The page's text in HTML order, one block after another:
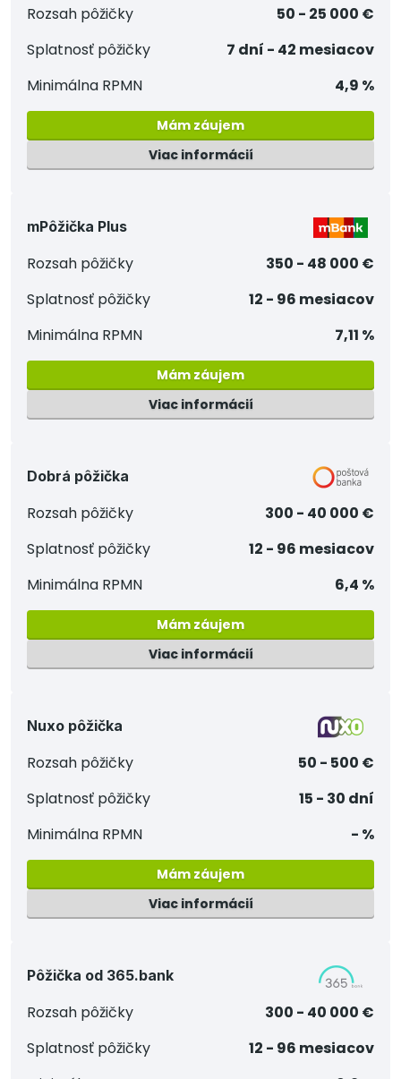
Rozsah pôžičky
50 - 25 000 €
Splatnosť pôžičky
7 dní - 42 mesiacov
Minimálna RPMN
4,9 %
Mám záujem
Viac informácií
mPôžička Plus
Rozsah pôžičky
350 - 48 000 €
Splatnosť pôžičky
12 - 96 mesiacov
Minimálna RPMN
7,11 %
Mám záujem
Viac informácií
Dobrá pôžička
Rozsah pôžičky
300 - 40 000 €
Splatnosť pôžičky
12 - 96 mesiacov
Minimálna RPMN
6,4 %
Mám záujem
Viac informácií
Nuxo pôžička
Rozsah pôžičky
50 - 500 €
Splatnosť pôžičky
15 - 30 dní
Minimálna RPMN
- %
Mám záujem
Viac informácií
Pôžička od 365.bank
Rozsah pôžičky
300 - 40 000 €
Splatnosť pôžičky
12 - 96 mesiacov